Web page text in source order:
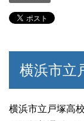
横浜市立
横浜市立戸塚高